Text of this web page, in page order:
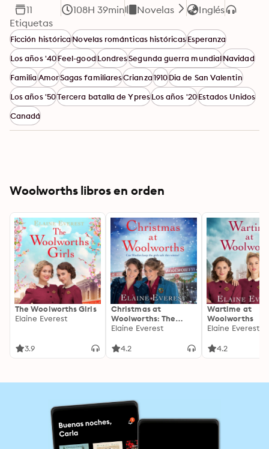
11 108H 39min Novelas Inglés
Etiquetas
Ficción históricaNovelas románticas históricasEsperanza
Los años '40Feel-goodLondresSegunda guerra mundialNavidad
FamiliaAmorSagas familiaresCrianza1910Dia de San Valentin
Los años '50Tercera batalla de YpresLos años '20Estados Unidos
Canadá
Woolworths libros en orden
The Woolworths Girls
Elaine Everest
3.9
Christmas at
Woolworths: The
Perfect Festive WW2
Cosy Up With
Elaine Everest
4.2
Wartime at
Woolworths
Elaine Everest
4.2